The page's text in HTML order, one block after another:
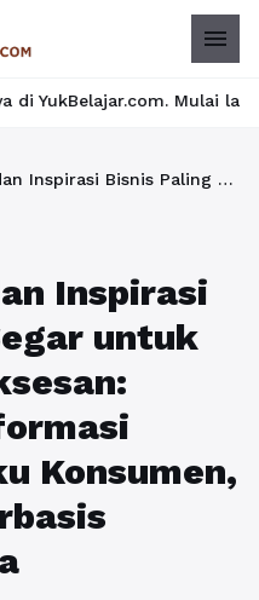
menu
Mulai langkah
Temukan Ide dan Inspirasi Bisnis Paling Segar untuk Memulai Kesuksesan: Analisis Transformasi Digital, Perilaku Konsumen, dan Inovasi Berbasis Ekosistem Data
Inspirasi
untuk
Konsumen,